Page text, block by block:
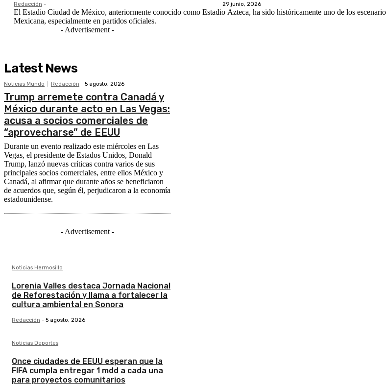
Redacción - 29 junio, 2026
El Estadio Ciudad de México, anteriormente conocido como Estadio Azteca, ha sido históricamente uno de los
Mexicana, especialmente en partidos oficiales.
- Advertisement -
Latest News
Noticias Mundo Redacción - 5 agosto, 2026
Trump arremete contra Canadá y
México durante acto en Las Vegas:
acusa a socios comerciales de
“aprovecharse” de EEUU
Durante un evento realizado este miércoles en Las
Vegas, el presidente de Estados Unidos, Donald
Trump, lanzó nuevas críticas contra varios de sus
principales socios comerciales, entre ellos México y
Canadá, al afirmar que durante años se beneficiaron
de acuerdos que, según él, perjudicaron a la economía
estadounidense.
- Advertisement -
Noticias Hermosillo
Lorenia Valles destaca Jornada Nacional
de Reforestación y llama a fortalecer la
cultura ambiental en Sonora
Redacción - 5 agosto, 2026
Noticias Deportes
Once ciudades de EEUU esperan que la
FIFA cumpla entregar 1 mdd a cada una
para proyectos comunitarios